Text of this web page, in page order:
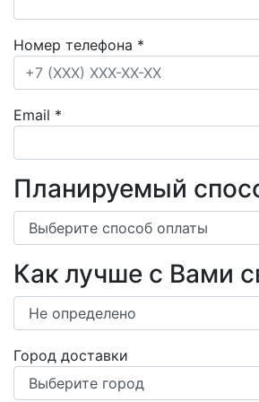
Номер телефона *
Email *
Планируемый
Как лучше с Вами
Город доставки